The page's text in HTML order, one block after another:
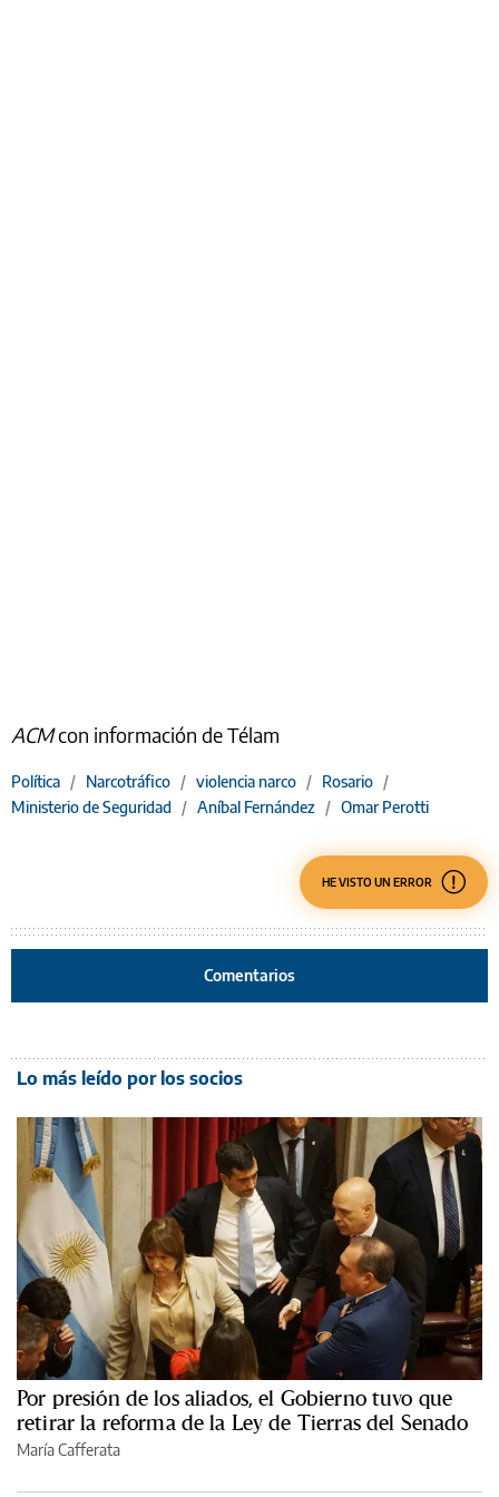
ACMcon información de Télam
Política / Narcotráfico / violencia narco / Rosario /
Ministerio de Seguridad / Aníbal Fernández / Omar Perotti
HE VISTO UN ERROR
Comentarios
Lo más leído por los socios
Por presión de los aliados, el Gobierno tuvo que
retirar la reforma de la Ley de Tierras del Senado
María Cafferata